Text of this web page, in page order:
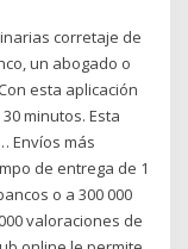
corretaje de
un abogado o
esta aplicación
minutos. Esta
Envíos más
de entrega de 1
o a 300 000
valoraciones de